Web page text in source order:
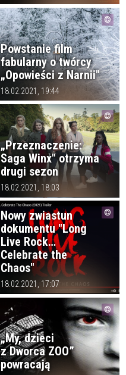
Powstanie film
fabularny o twórcy
„Opowieści z Narnii"
18.02.2021, 19:44
„Przeznaczenie:
Saga Winx" otrzyma
drugi sezon
18.02.2021, 18:03
Nowy zwiastun
dokumentu "Long
Live Rock…
Celebrate the
Chaos"
18.02.2021, 17:07
„My, dzieci
z Dworca ZOO”
powracają